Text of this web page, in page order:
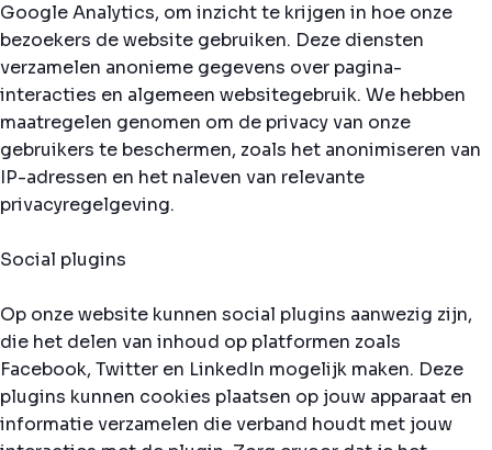
Google Analytics, om inzicht te krijgen in hoe onze
bezoekers de website gebruiken. Deze diensten
verzamelen anonieme gegevens over pagina-
interacties en algemeen websitegebruik. We hebben
maatregelen genomen om de privacy van onze
gebruikers te beschermen, zoals het anonimiseren van
IP-adressen en het naleven van relevante
privacyregelgeving.
Social plugins
Op onze website kunnen social plugins aanwezig zijn,
die het delen van inhoud op platformen zoals
Facebook, Twitter en LinkedIn mogelijk maken. Deze
plugins kunnen cookies plaatsen op jouw apparaat en
informatie verzamelen die verband houdt met jouw